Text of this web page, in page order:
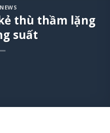
NEWS
thù thầm lặng
suất